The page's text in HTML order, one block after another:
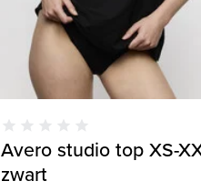
Avero studio top XS-
zwart